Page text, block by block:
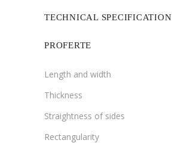
TECHNICAL SPECIFICATION
PROFERTE
Length and width
Thickness
Straightness of sides
Rectangularity